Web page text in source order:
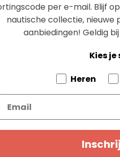
per e-mail. Blijf
nautische collectie, nieuwe
aanbiedingen! Geldig
Kies
Tell us about
Heren